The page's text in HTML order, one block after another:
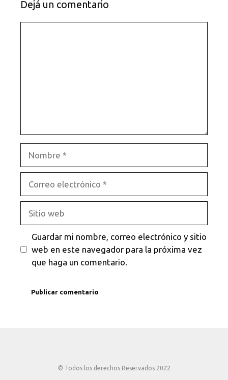
Dejá un comentario
Guardar mi nombre, correo electrónico y sitio
web en este navegador para la próxima vez
que haga un comentario.
© Todos los derechos Reservados 2022